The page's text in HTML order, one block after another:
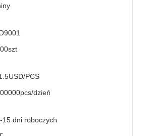
PCS
dzień
15 dni roboczych